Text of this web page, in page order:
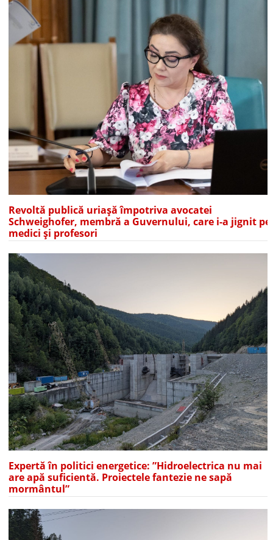
Revoltă publică uriașă împotriva avocatei
Schweighofer, membră a Guvernului, care i-a jignit pe
medici și profesori
Expertă în politici energetice: ”Hidroelectrica nu mai
are apă suficientă. Proiectele fantezie ne sapă
mormântul”